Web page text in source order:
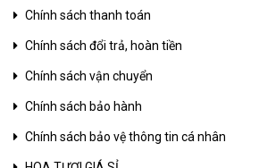
Chính sách thanh toán
Chính sách đổi trả, hoàn tiền
Chính sách vận chuyển
Chính sách bảo hành
Chính sách bảo vệ thông tin cá nhân